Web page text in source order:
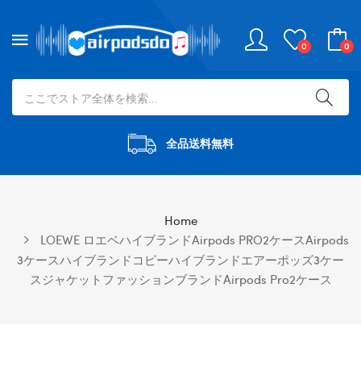
0 0
全品送料無料
Home
LOEWE ロエベハイブランドairpods PRO2ケースairpods
3ケースハイブランドコピーハイブランドエアーポッズ3ケー
スジャケットファッションブランドAirpods Pro2ケース